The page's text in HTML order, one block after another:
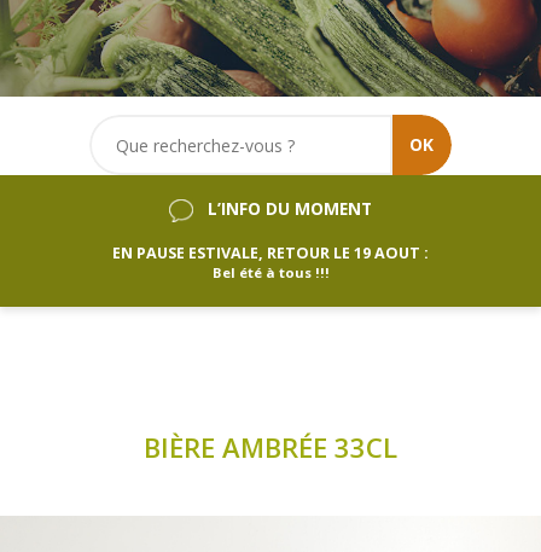
OK
L’INFO DU MOMENT
EN PAUSE ESTIVALE, RETOUR LE 19 AOUT :
Bel été à tous !!!
BIÈRE AMBRÉE 33CL